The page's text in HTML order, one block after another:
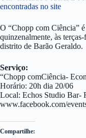
encontradas no site
O “Chopp com Ciência”
quinzenalmente, às
distrito de Barão Geraldo.
Serviço:
“Chopp comCiência-
Horário: 20h dia 20/06
Local: Echos Studio Bar-
www.facebook.com/
Compartilhe: